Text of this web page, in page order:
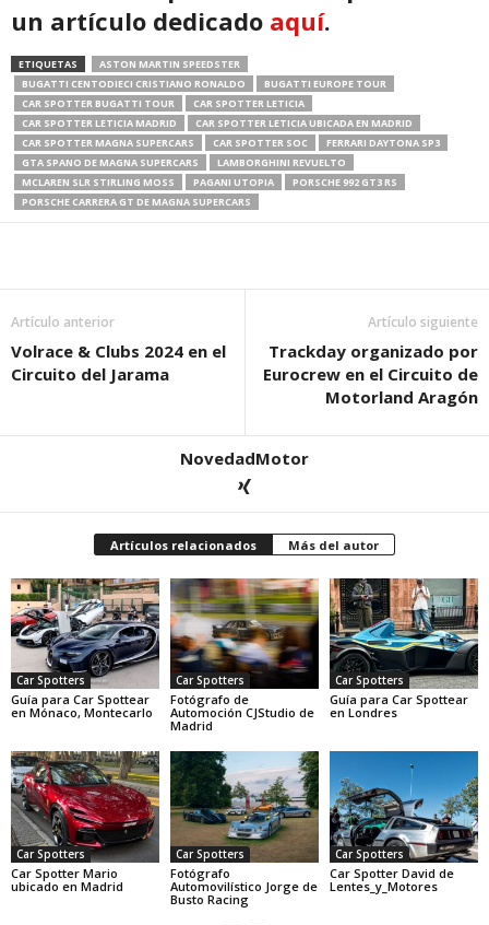
un artículo dedicado aquí.
ETIQUETAS
ASTON MARTIN SPEEDSTER
BUGATTI CENTODIECI CRISTIANO RONALDO
BUGATTI EUROPE TOUR
CAR SPOTTER BUGATTI TOUR
CAR SPOTTER LETICIA
CAR SPOTTER LETICIA MADRID
CAR SPOTTER LETICIA UBICADA EN MADRID
CAR SPOTTER MAGNA SUPERCARS
CAR SPOTTER SOC
FERRARI DAYTONA SP3
GTA SPANO DE MAGNA SUPERCARS
LAMBORGHINI REVUELTO
MCLAREN SLR STIRLING MOSS
PAGANI UTOPIA
PORSCHE 992 GT3 RS
PORSCHE CARRERA GT DE MAGNA SUPERCARS
Artículo anterior
Volrace & Clubs 2024 en el
Circuito del Jarama
Artículo siguiente
Trackday organizado por
Eurocrew en el Circuito de
Motorland Aragón
NovedadMotor
Artículos relacionados Más del autor
Car Spotters
Guía para Car Spottear
en Mónaco, Montecarlo
Car Spotters
Fotógrafo de
Automoción CJStudio de
Madrid
Car Spotters
Guía para Car Spottear
en Londres
Car Spotters
Car Spotter Mario
ubicado en Madrid
Car Spotters
Fotógrafo
Automovilístico Jorge de
Busto Racing
Car Spotters
Car Spotter David de
Lentes_y_Motores